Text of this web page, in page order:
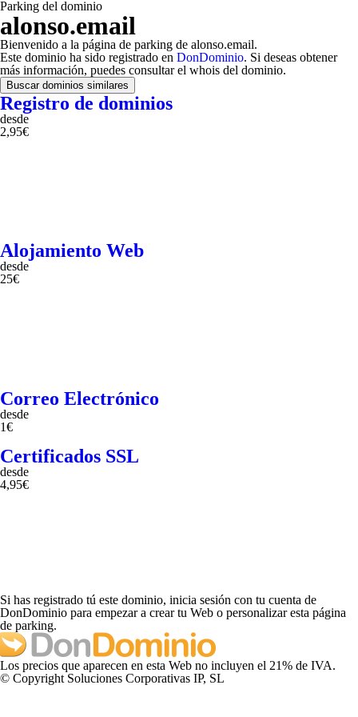
Parking del dominio
alonso.email
Bienvenido a la página de parking de alonso.email.
Este dominio ha sido registrado en DonDominio. Si deseas obtener
más información, puedes consultar el whois del dominio.
Buscar dominios similares
Registro de dominios
desde
2,95€
Alojamiento Web
desde
25€
Correo Electrónico
desde
1€
Certificados SSL
desde
4,95€
Si has registrado tú este dominio, inicia sesión con tu cuenta de
DonDominio para empezar a crear tu Web o personalizar esta página
de parking.
Los precios que aparecen en esta Web no incluyen el 21% de IVA.
© Copyright Soluciones Corporativas IP, SL